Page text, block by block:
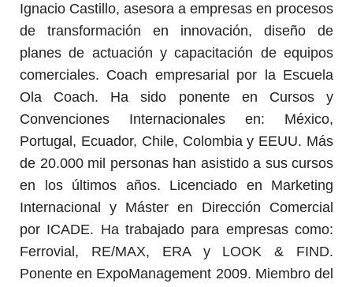
Ignacio Castillo, asesora a empresas en procesos
de transformación en innovación, diseño de
planes de actuación y capacitación de equipos
comerciales. Coach empresarial por la Escuela
Ola Coach. Ha sido ponente en Cursos y
Convenciones Internacionales en: México,
Portugal, Ecuador, Chile, Colombia y EEUU. Más
de 20.000 mil personas han asistido a sus cursos
en los últimos años. Licenciado en Marketing
Internacional y Máster en Dirección Comercial
por ICADE. Ha trabajado para empresas como:
Ferrovial, RE/MAX, ERA y LOOK & FIND.
Ponente en ExpoManagement 2009. Miembro del